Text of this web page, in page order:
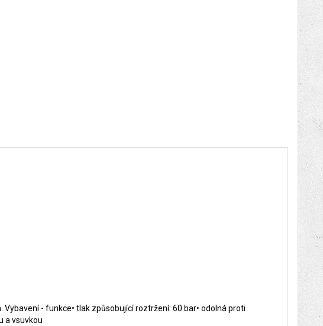
- funkce• tlak způsobující roztržení: 60 bar• odolná proti
a vsuvkou